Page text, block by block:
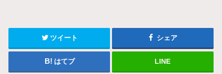
ツイート シェア
はてブ LINE